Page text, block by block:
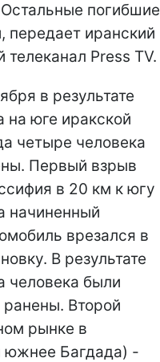
погибшие
иранский
телеканал Press TV.
в результате
на юге иракской
четыре человека
Первый взрыв
в 20 км к югу
начиненный
врезался в
В результате
человека были
Второй
рынке в
Багдада) -